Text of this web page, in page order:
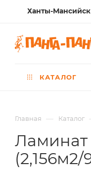
Ханты-
КАТАЛОГ
Главная — Каталог
Ламинат